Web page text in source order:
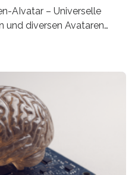
AIvatar – Universelle
und diversen Avataren
Millionen Euro. Dabei
KI-gestützte
für realistische
innovative und
lebensechte Avatare zu
ist uns eine ganzheitliche
Gestik